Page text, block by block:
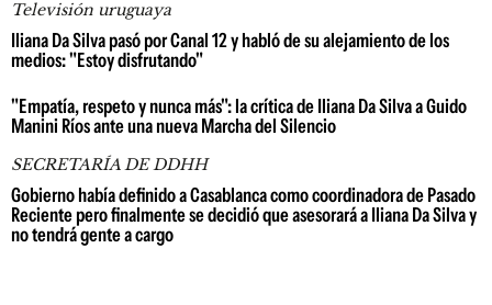
Televisión uruguaya
Iliana Da Silva pasó por Canal 12 y habló de su alejamiento de los
medios: "Estoy disfrutando"
"Empatía, respeto y nunca más": la crítica de Iliana Da Silva a Guido
Manini Ríos ante una nueva Marcha del Silencio
SECRETARÍA DE DDHH
Gobierno había definido a Casablanca como coordinadora de Pasado
Reciente pero finalmente se decidió que asesorará a Iliana Da Silva y
no tendrá gente a cargo